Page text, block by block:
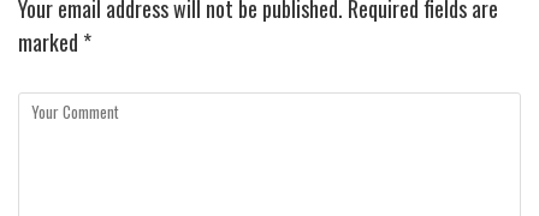
Your email address will not be published. Required fields are
marked *